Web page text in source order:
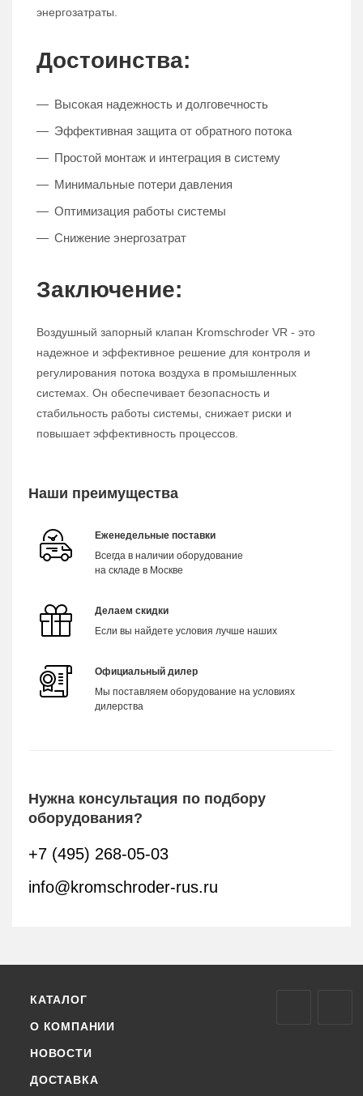
энергозатраты.
Достоинства:
Высокая надежность и долговечность
Эффективная защита от обратного потока
Простой монтаж и интеграция в систему
Минимальные потери давления
Оптимизация работы системы
Снижение энергозатрат
Заключение:
Воздушный запорный клапан Kromschroder VR - это
надежное и эффективное решение для контроля и
регулирования потока воздуха в промышленных
системах. Он обеспечивает безопасность и
стабильность работы системы, снижает риски и
повышает эффективность процессов.
Наши преимущества
Еженедельные поставки
Всегда в наличии оборудование
на складе в Москве
Делаем скидки
Если вы найдете условия лучше наших
Официальный дилер
Мы поставляем оборудование на условиях
дилерства
Нужна консультация по подбору
оборудования?
+7 (495) 268-05-03
info@kromschroder-rus.ru
КАТАЛОГ
О КОМПАНИИ
НОВОСТИ
ДОСТАВКА